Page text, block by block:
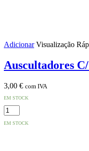
Adicionar Visualização
Auscultadores
3,00 € com IVA
EM STOCK
Quantidade
de
Auscultadores
EM STOCK